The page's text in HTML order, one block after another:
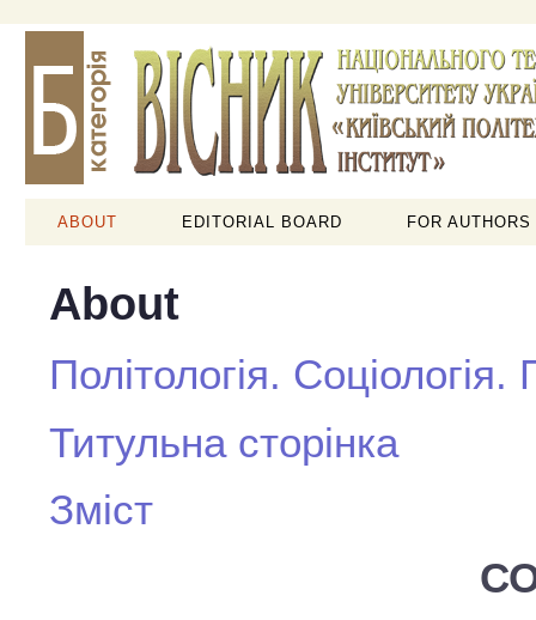
ABOUT EDITORIAL BOARD FOR AUTHORS
About
Політологія.
Титульна сторінка
Зміст